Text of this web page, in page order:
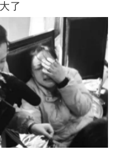
了